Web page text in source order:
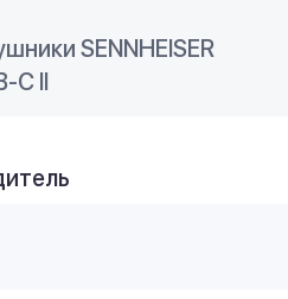
SENNHEISER
C II